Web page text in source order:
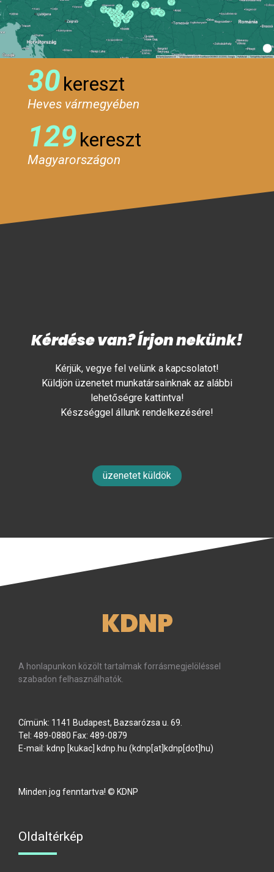
30kereszt
Heves vármegyében
129kereszt
Magyarországon
Kérdése van? Írjon nekünk!
Kérjük, vegye fel velünk a kapcsolatot!
Küldjön üzenetet munkatársainknak az alábbi
lehetőségre kattintva!
Készséggel állunk rendelkezésére!
üzenetet küldök
KDNP
A honlapunkon közölt tartalmak forrásmegjelöléssel
szabadon felhasználhatók.
Címünk: 1141 Budapest, Bazsarózsa u. 69.
Tel: 489-0880 Fax: 489-0879
E-mail: kdnp [kukac] kdnp.hu (kdnp[at]kdnp[dot]hu)
Minden jog fenntartva! © KDNP
Oldaltérkép